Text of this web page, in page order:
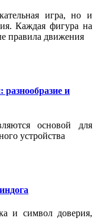
игра, но и
Каждая фигура на
правила движения
и
основой для
устройства
и символ доверия,